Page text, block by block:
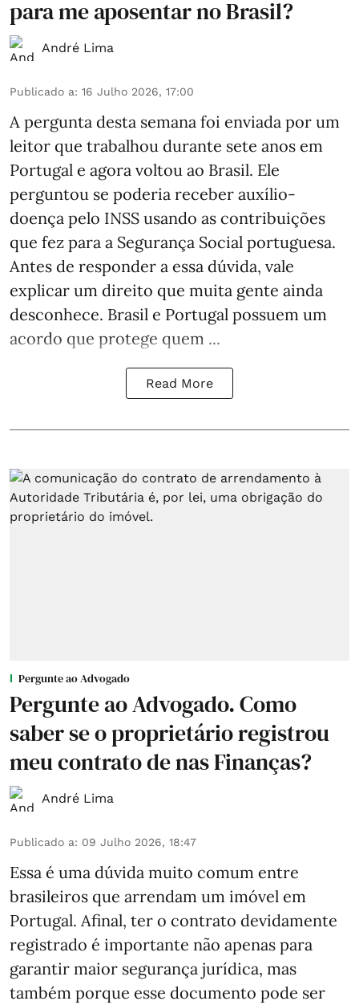
para me aposentar no Brasil?
André Lima
Publicado a: 16 Julho 2026, 17:00
A pergunta desta semana foi enviada por um
leitor que trabalhou durante sete anos em
Portugal e agora voltou ao Brasil. Ele
perguntou se poderia receber auxílio-
doença pelo INSS usando as contribuições
que fez para a Segurança Social portuguesa.
Antes de responder a essa dúvida, vale
explicar um direito que muita gente ainda
desconhece. Brasil e Portugal possuem um
acordo que protege quem ...
Read More
Pergunte ao Advogado
Pergunte ao Advogado. Como
saber se o proprietário registrou
meu contrato de nas Finanças?
André Lima
Publicado a: 09 Julho 2026, 18:47
Essa é uma dúvida muito comum entre
brasileiros que arrendam um imóvel em
Portugal. Afinal, ter o contrato devidamente
registrado é importante não apenas para
garantir maior segurança jurídica, mas
também porque esse documento pode ser